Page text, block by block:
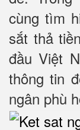
cùng tìm
sắt thả
đầu Việt
thông tin
ngân phù